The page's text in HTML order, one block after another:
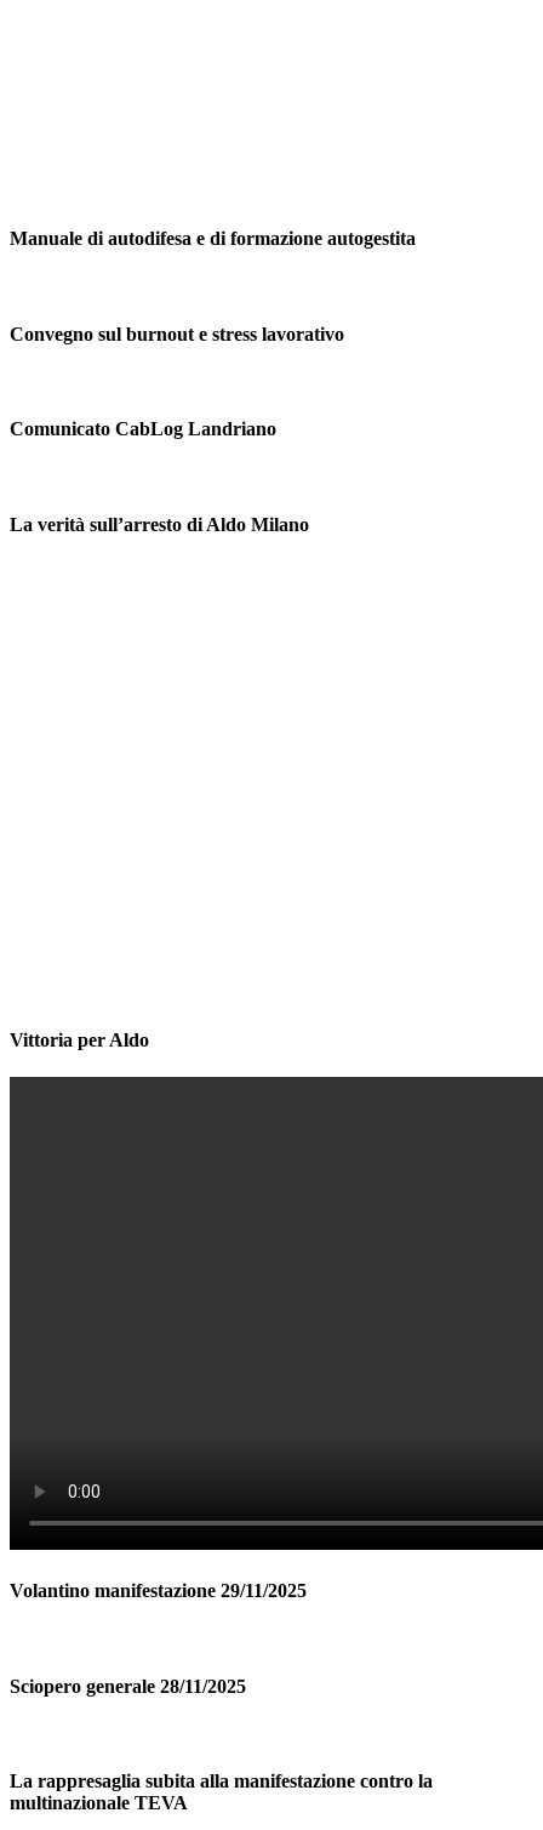
Manuale di autodifesa e di formazione autogestita
Convegno sul burnout e stress lavorativo
Comunicato CabLog Landriano
La verità sull’arresto di Aldo Milano
Vittoria per Aldo
Volantino manifestazione 29/11/2025
Sciopero generale 28/11/2025
La rappresaglia subita alla manifestazione contro la
multinazionale TEVA